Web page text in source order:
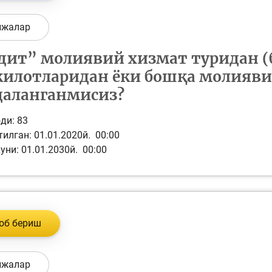
элементлари
хизматлари
молиявий хизмат туридан
ёки бошқа
83
01.01.2020й. 00:00
01.01.2030й. 00:00
бериш